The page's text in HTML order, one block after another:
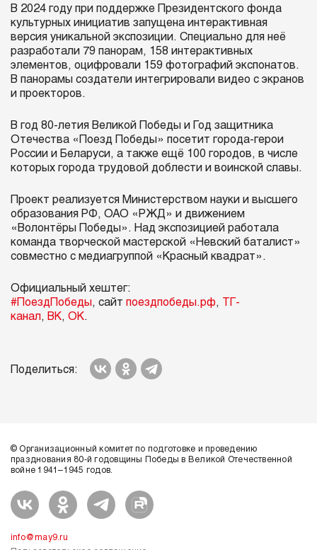
В 2024 году при поддержке Президентского фонда
культурных инициатив запущена интерактивная
версия уникальной экспозиции. Специально для неё
разработали 79 панорам, 158 интерактивных
элементов, оцифровали 159 фотографий экспонатов.
В панорамы создатели интегрировали видео с экранов
и проекторов.
В год 80-летия Великой Победы и Год защитника
Отечества «Поезд Победы» посетит города-герои
России и Беларуси, а также ещё 100 городов, в числе
которых города трудовой доблести и воинской славы.
Проект реализуется Министерством науки и высшего
образования РФ, ОАО «РЖД» и движением
«Волонтёры Победы». Над экспозицией работала
команда творческой мастерской «Невский баталист»
совместно с медиагруппой «Красный квадрат».
Официальный хештег:
#ПоездПобеды, сайт поездпобеды.рф, ТГ-
канал, ВК , ОК .
Поделиться:
© Организационный комитет по подготовке и проведению
празднования 80-й годовщины Победы в Великой Отечественной
войне 1941–1945 годов.
info@may9.ru